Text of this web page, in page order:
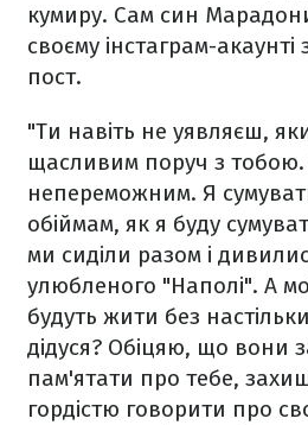
кумиру. Сам син
своєму інстаграм-
пост.
"Ти навіть не уявляєш,
щасливим поруч з тобою.
непереможним. Я
обіймам, як я буду
ми сиділи разом і
улюбленого "Наполі". А
будуть жити без
дідуся? Обіцяю, що вони
пам'ятати про тебе,
гордістю говорити про